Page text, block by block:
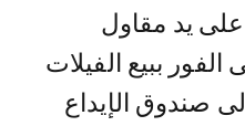
يد مقاول
ببيع الفيلات
صندوق الإيداع